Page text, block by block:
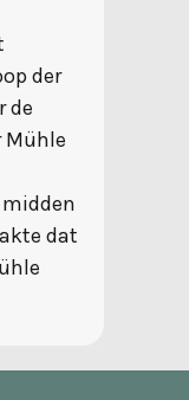
der
de
Mühle
dat